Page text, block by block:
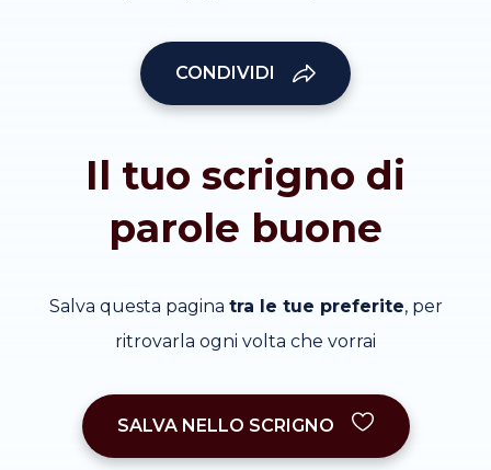
CONDIVIDI
Il tuo scrigno di
parole buone
Salva questa pagina tra le tue preferite, per
ritrovarla ogni volta che vorrai
SALVA NELLO SCRIGNO